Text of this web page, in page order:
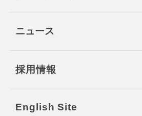
ニュース
採用情報
English Site